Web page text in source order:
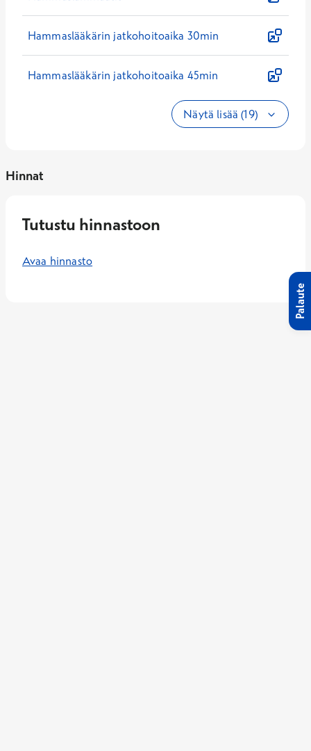
Hammaslääkärin jatkohoitoaika 30min
Hammaslääkärin jatkohoitoaika 45min
Näytä lisää (19)
Hinnat
Tutustu hinnastoon
Avaa hinnasto
Palaute